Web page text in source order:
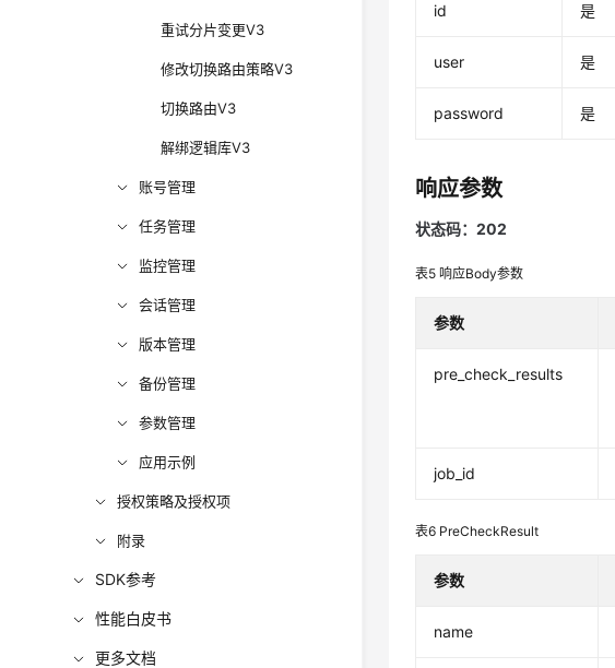
重试分片变更V3
修改切换路由策略V3
切换路由V3
解绑逻辑库V3
账号管理
任务管理
监控管理
会话管理
版本管理
备份管理
参数管理
应用示例
授权策略及授权项
附录
SDK参考
性能白皮书
更多文档
id 是
user 是
password 是
响应参数
状态码：202
表5响应Body参数
参数
pre_check_results
job_id
表6 PreCheckResult
参数
name